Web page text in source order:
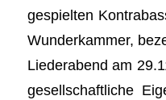
gespielten
Wunderkammer,
Liederabend am
gesellschaftliche